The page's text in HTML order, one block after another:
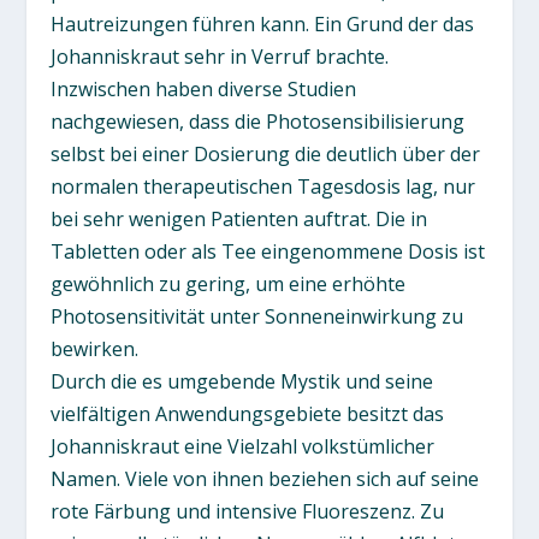
Hautreizungen führen kann. Ein Grund der das
Johanniskraut sehr in Verruf brachte.
Inzwischen haben diverse Studien
nachgewiesen, dass die Photosensibilisierung
selbst bei einer Dosierung die deutlich über der
normalen therapeutischen Tagesdosis lag, nur
bei sehr wenigen Patienten auftrat. Die in
Tabletten oder als Tee eingenommene Dosis ist
gewöhnlich zu gering, um eine erhöhte
Photosensitivität unter Sonneneinwirkung zu
bewirken.
Durch die es umgebende Mystik und seine
vielfältigen Anwendungsgebiete besitzt das
Johanniskraut eine Vielzahl volkstümlicher
Namen. Viele von ihnen beziehen sich auf seine
rote Färbung und intensive Fluoreszenz. Zu